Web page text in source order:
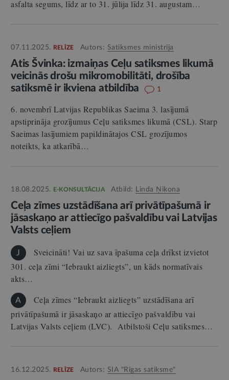
asfalta segums, līdz ar to 31. jūlija līdz 31. augustam…
07.11.2025. RELĪZE Autors: Satiksmes ministrija
Atis Švinka: izmaiņas Ceļu satiksmes likumā
veicinās drošu mikromobilitāti, drošība
satiksmē ir ikviena atbildība
1
6. novembrī Latvijas Republikas Saeima 3. lasījumā
apstiprināja grozījumus Ceļu satiksmes likumā (CSL). Starp
Saeimas lasījumiem papildinātajos CSL grozījumos
noteikts, ka atkarībā…
18.08.2025. E-KONSULTĀCIJA Atbild: Linda Ņikona
Ceļa zīmes uzstādīšana arī privātīpašumā ir
jāsaskaņo ar attiecīgo pašvaldību vai Latvijas
Valsts ceļiem
J
Sveicināti! Vai uz sava īpašuma ceļa drīkst izvietot
301. ceļa zīmi “Iebraukt aizliegts”, un kāds normatīvais
akts…
A
Ceļa zīmes “Iebraukt aizliegts” uzstādīšana arī
privātīpašumā ir jāsaskaņo ar attiecīgo pašvaldību vai
Latvijas Valsts ceļiem (LVC). Atbilstoši Ceļu satiksmes…
16.12.2025. RELĪZE Autors: SIA "Rīgas satiksme"